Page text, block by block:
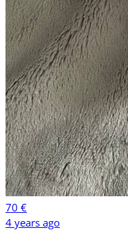
70 €
4 years ago